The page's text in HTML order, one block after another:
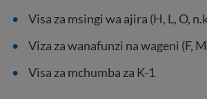
Visa za msingi wa ajira (H, L, O,
Viza za wanafunzi na wageni (F,
Visa za mchumba za K-1